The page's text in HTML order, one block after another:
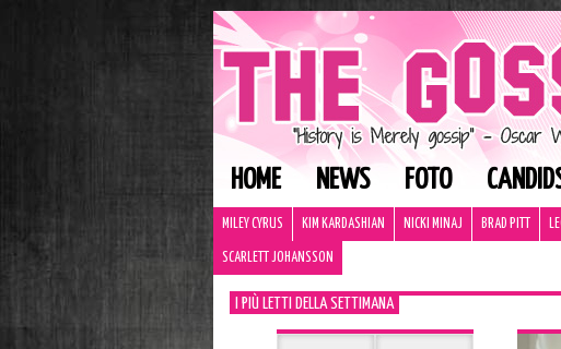
HOME NEWS FOTO
MILEY CYRUS KIM KARDASHIAN NICKI MINAJ BRAD PITT
SCARLETT JOHANSSON
I PIÙ LETTI DELLA SETTIMANA